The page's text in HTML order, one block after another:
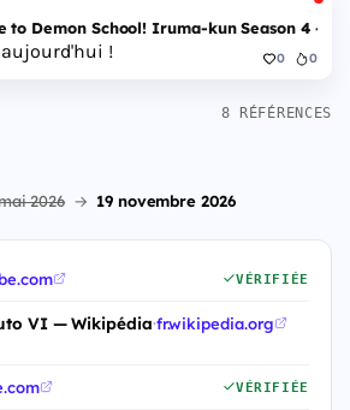
to Demon School! Iruma-kun Season 4 -
! 0 0
8 RÉFÉRENCES
2026 → 19 novembre 2026
VÉRIFIÉE
VI — Wikipédia·fr.wikipedia.org
VÉRIFIÉE